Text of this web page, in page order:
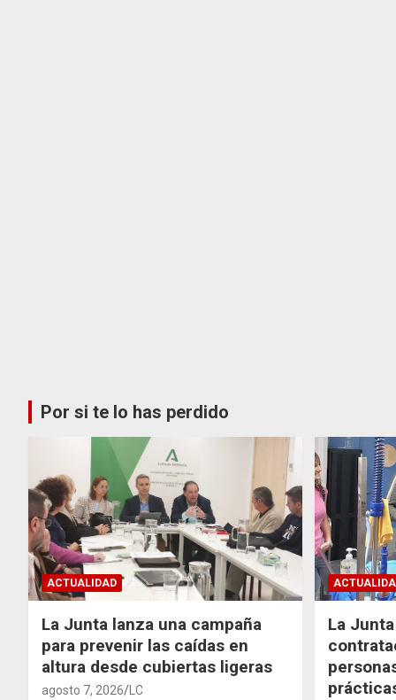
Por si te lo has perdido
ACTUALIDAD
La Junta lanza una campaña
para prevenir las caídas en
altura desde cubiertas ligeras
agosto 7, 2026 LC
La